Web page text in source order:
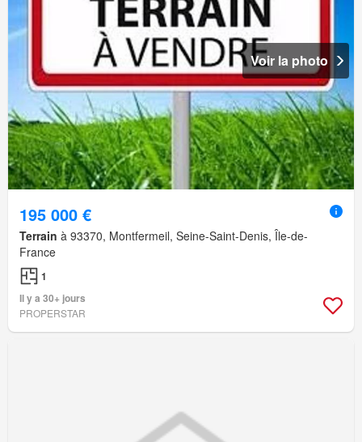
Voir la photo
195 000 €
Terrain à 93370, Montfermeil, Seine-Saint-Denis, Île-de-
France
1
Il y a 30+ jours
PROPERSTAR